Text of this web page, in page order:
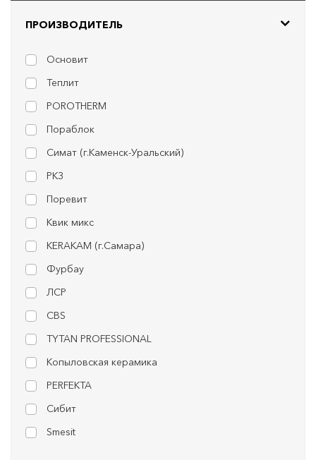
ПРОИЗВОДИТЕЛЬ
Основит
Теплит
POROTHERM
Пораблок
Симат (г.Каменск-Уральский)
РКЗ
Поревит
Квик микс
KERAKAM (г.Самара)
Фурбау
ЛСР
CBS
TYTAN PROFESSIONAL
Копыловская керамика
PERFEKTA
Сибит
Smesit